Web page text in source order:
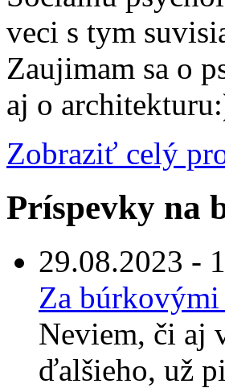
veci s tym
Zaujimam sa o
aj o
Zobraziť celý
Príspevky na
29.08.2023 -
Za búrkovými
Neviem, či aj
ďalšieho, už